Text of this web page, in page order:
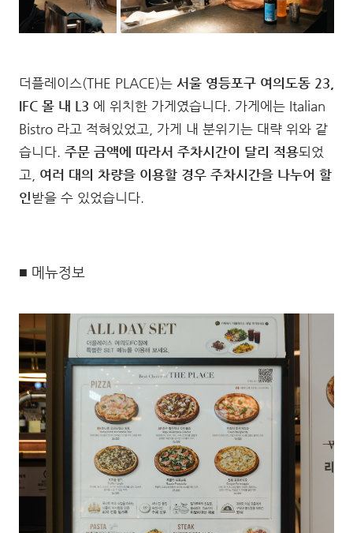
더플레이스(THE PLACE)는 서울 영등포구 여의도동 23,
IFC 몰 내 L3 에 위치한 가게였습니다. 가게에는 Italian
Bistro 라고 적혀있었고, 가게 내 분위기는 대략 위와 같
습니다. 주문 금액에 따라서 주차시간이 달리 적용되었
고, 여러 대의 차량을 이용할 경우 주차시간을 나누어 할
인받을 수 있었습니다.
■ 메뉴정보